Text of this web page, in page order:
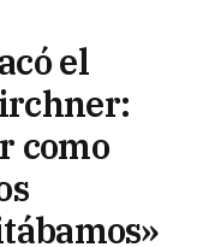
el
como